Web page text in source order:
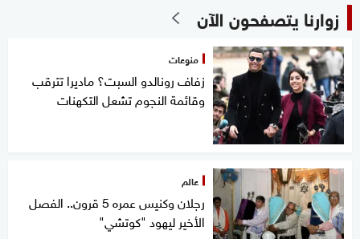
زوارنا يتصفحون الآن
منوعات
زفاف رونالدو السبت؟ ماديرا تترقب
وقائمة النجوم تشعل التكهنات
عالم
رجلان وكنيس عمره 5 قرون.. الفصل
الأخير ليهود "كوتشي"